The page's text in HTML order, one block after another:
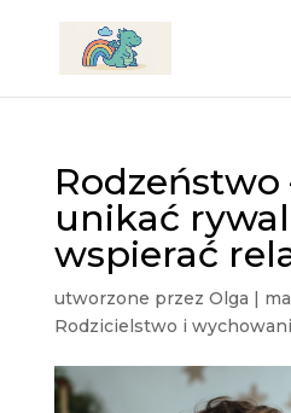
Rodzeństwo
unikać
wspierać
utworzone przez Olga |
Rodzicielstwo i